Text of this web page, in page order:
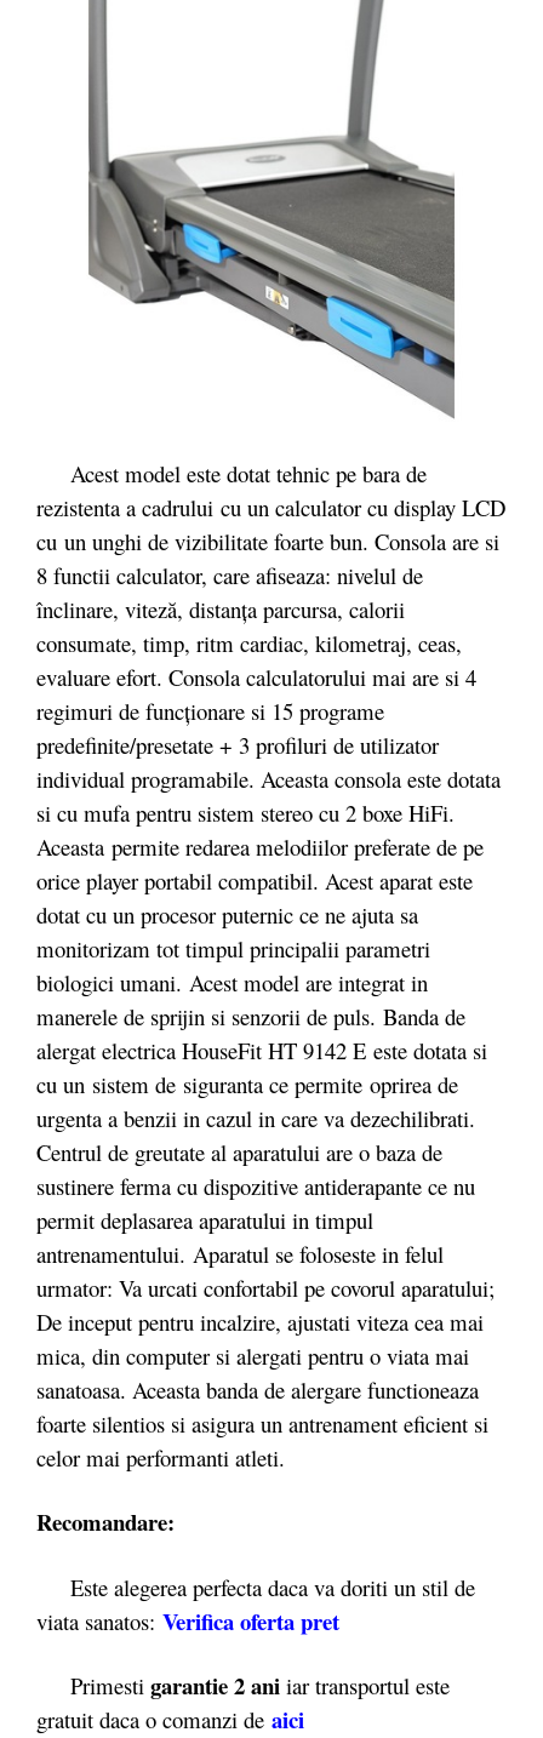
Acest model este dotat tehnic pe bara de
rezistenta a cadrului cu un calculator cu display LCD
cu un unghi de vizibilitate foarte bun. Consola are si
8 functii calculator, care afiseaza: nivelul de
înclinare, viteză, distanța parcursa, calorii
consumate, timp, ritm cardiac, kilometraj, ceas,
evaluare efort. Consola calculatorului mai are si 4
regimuri de funcționare si 15 programe
predefinite/presetate + 3 profiluri de utilizator
individual programabile. Aceasta consola este dotata
si cu mufa pentru sistem stereo cu 2 boxe HiFi.
Aceasta permite redarea melodiilor preferate de pe
orice player portabil compatibil. Acest aparat este
dotat cu un procesor puternic ce ne ajuta sa
monitorizam tot timpul principalii parametri
biologici umani. Acest model are integrat in
manerele de sprijin si senzorii de puls. Banda de
alergat electrica HouseFit HT 9142 E este dotata si
cu un sistem de siguranta ce permite oprirea de
urgenta a benzii in cazul in care va dezechilibrati.
Centrul de greutate al aparatului are o baza de
sustinere ferma cu dispozitive antiderapante ce nu
permit deplasarea aparatului in timpul
antrenamentului. Aparatul se foloseste in felul
urmator: Va urcati confortabil pe covorul aparatului;
De inceput pentru incalzire, ajustati viteza cea mai
mica, din computer si alergati pentru o viata mai
sanatoasa. Aceasta banda de alergare functioneaza
foarte silentios si asigura un antrenament eficient si
celor mai performanti atleti.
Recomandare:
Este alegerea perfecta daca va doriti un stil de
viata sanatos: Verifica oferta pret
Primesti garantie 2 ani iar transportul este
gratuit daca o comanzi de aici